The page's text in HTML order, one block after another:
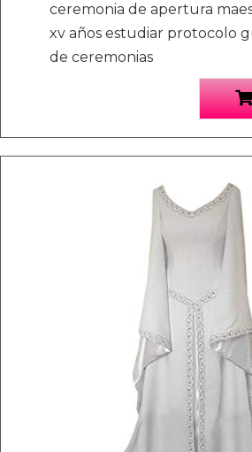
ceremonia de apertura
xv años estudiar protocolo
de ceremonias